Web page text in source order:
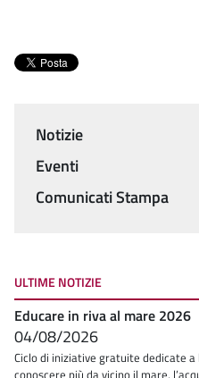
Menu
Notizie
Eventi
Comunicati Stampa
ULTIME NOTIZIE
Educare in riva al mare 2026
04/08/2026
Ciclo di iniziative gratuite dedicate